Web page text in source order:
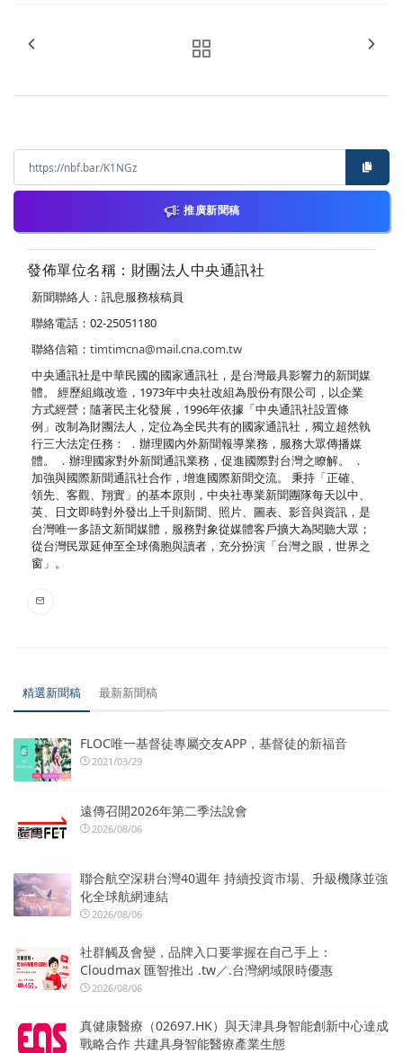
推廣新聞稿
發佈單位名稱：財團法人中央通訊社
新聞聯絡人：訊息服務核稿員
聯絡電話：02-25051180
聯絡信箱： timtimcna@mail.cna.com.tw
中央通訊社是中華民國的國家通訊社，是台灣最具影響力的新聞媒
體。 經歷組織改造，1973年中央社改組為股份有限公司，以企業
方式經營；隨著民主化發展，1996年依據「中央通訊社設置條
例」改制為財團法人，定位為全民共有的國家通訊社，獨立超然執
行三大法定任務： ．辦理國內外新聞報導業務，服務大眾傳播媒
體。 ．辦理國家對外新聞通訊業務，促進國際對台灣之瞭解。 ．
加強與國際新聞通訊社合作，增進國際新聞交流。 秉持「正確、
領先、客觀、翔實」的基本原則，中央社專業新聞團隊每天以中、
英、日文即時對外發出上千則新聞、照片、圖表、影音與資訊，是
台灣唯一多語文新聞媒體，服務對象從媒體客戶擴大為閱聽大眾；
從台灣民眾延伸至全球僑胞與讀者，充分扮演「台灣之眼，世界之
窗」。
精選新聞稿 最新新聞稿
FLOC唯一基督徒專屬交友APP，基督徒的新福音
2021/03/29
遠傳召開2026年第二季法說會
2026/08/06
聯合航空深耕台灣40週年 持續投資市場、升級機隊並強
化全球航網連結
2026/08/06
社群觸及會變，品牌入口要掌握在自己手上：
Cloudmax 匯智推出 .tw／.台灣網域限時優惠
2026/08/06
真健康醫療（02697.HK）與天津具身智能創新中心達成
戰略合作 共建具身智能醫療產業生態